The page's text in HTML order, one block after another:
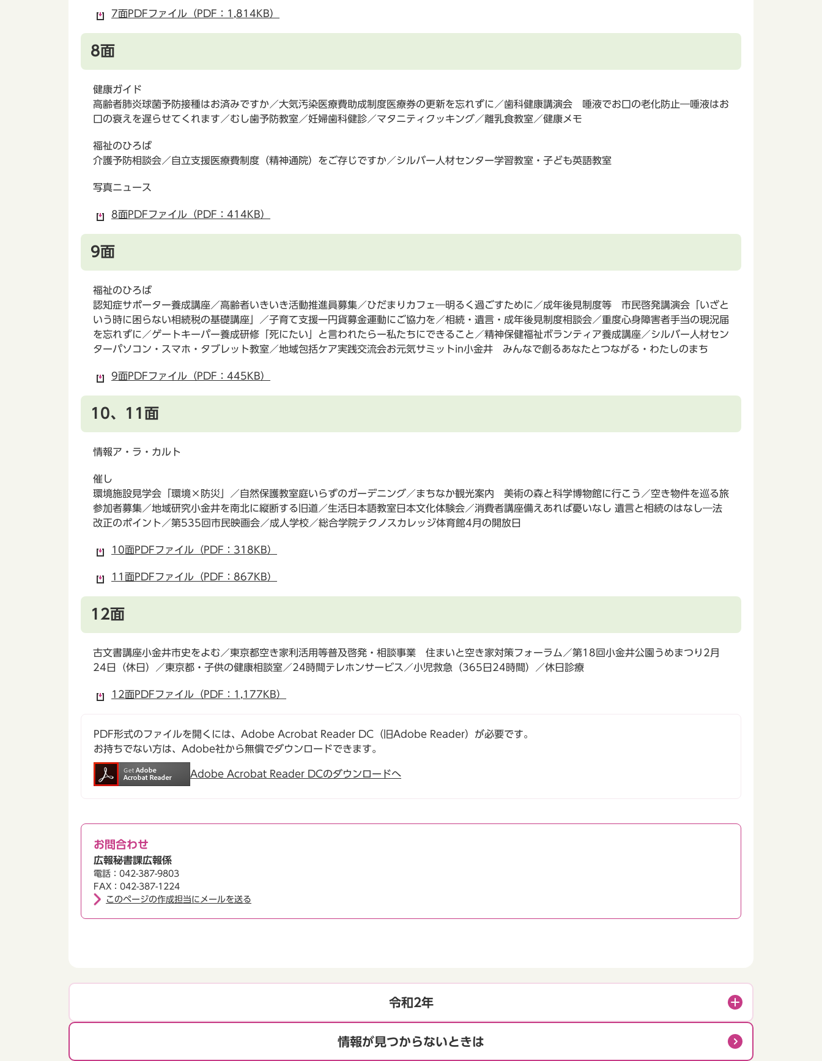
7面PDFファイル（PDF：1,814KB）
8面
健康ガイド
高齢者肺炎球菌予防接種はお済みですか／大気汚染医療費助成制度医療券の更新を忘れずに／歯科健康講演会 唾液でお口の老化防止―唾液はお
口の衰えを遅らせてくれます／むし歯予防教室／妊婦歯科健診／マタニティクッキング／離乳食教室／健康メモ
福祉のひろば
介護予防相談会／自立支援医療費制度（精神通院）をご存じですか／シルバー人材センター学習教室・子ども英語教室
写真ニュース
8面PDFファイル（PDF：414KB）
9面
福祉のひろば
認知症サポーター養成講座／高齢者いきいき活動推進員募集／ひだまりカフェ―明るく過ごすために／成年後見制度等 市民啓発講演会「いざと
いう時に困らない相続税の基礎講座」／子育て支援一円貨募金運動にご協力を／相続・遺言・成年後見制度相談会／重度心身障害者手当の現況届
を忘れずに／ゲートキーパー養成研修「死にたい」と言われたらー私たちにできること／精神保健福祉ボランティア養成講座／シルバー人材セン
ターパソコン・スマホ・タブレット教室／地域包括ケア実践交流会お元気サミットin小金井 みんなで創るあなたとつながる・わたしのまち
9面PDFファイル（PDF：445KB）
10、11面
情報ア・ラ・カルト
催し
環境施設見学会「環境×防災」／自然保護教室庭いらずのガーデニング／まちなか観光案内 美術の森と科学博物館に行こう／空き物件を巡る旅
参加者募集／地域研究小金井を南北に縦断する旧道／生活日本語教室日本文化体験会／消費者講座備えあれば憂いなし 遺言と相続のはなし―法
改正のポイント／第535回市民映画会／成人学校／総合学院テクノスカレッジ体育館4月の開放日
10面PDFファイル（PDF：318KB）
11面PDFファイル（PDF：867KB）
12面
古文書講座小金井市史をよむ／東京都空き家利活用等普及啓発・相談事業 住まいと空き家対策フォーラム／第18回小金井公園うめまつり2月
24日（休日）／東京都・子供の健康相談室／24時間テレホンサービス／小児救急（365日24時間）／休日診療
12面PDFファイル（PDF：1,177KB）
PDF形式のファイルを開くには、Adobe Acrobat Reader DC（旧Adobe Reader）が必要です。
お持ちでない方は、Adobe社から無償でダウンロードできます。
Adobe Acrobat Reader DCのダウンロードへ
お問合わせ
広報秘書課広報係
電話：042-387-9803
FAX：042-387-1224
このページの作成担当にメールを送る
令和2年
情報が見つからないときは